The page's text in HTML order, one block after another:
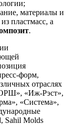
материалы и
пластмасс, а
.
форм,
отраслях
«Иж-Рэст»,
«Система»,
Sahil Molds